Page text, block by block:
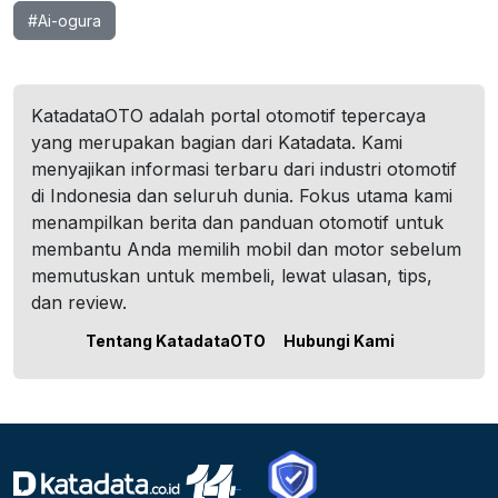
#Ai-ogura
KatadataOTO adalah portal otomotif tepercaya
yang merupakan bagian dari Katadata. Kami
menyajikan informasi terbaru dari industri otomotif
di Indonesia dan seluruh dunia. Fokus utama kami
menampilkan berita dan panduan otomotif untuk
membantu Anda memilih mobil dan motor sebelum
memutuskan untuk membeli, lewat ulasan, tips,
dan review.
Tentang KatadataOTO Hubungi Kami